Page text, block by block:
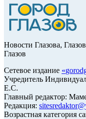
Новости Глазова,
Глазов
Сетевое издание «
Учредитель
Е.С.
Главный редактор:
Редакция:
Возрастная категория